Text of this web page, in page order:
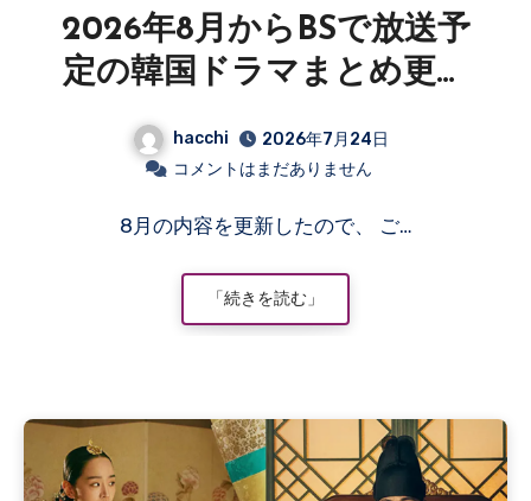
2026年8月からBSで放送予
定の韓国ドラマまとめ更新
hacchi
2026年7月24日
コメントはまだありません
8月の内容を更新したので、 ご…
「続きを読む」